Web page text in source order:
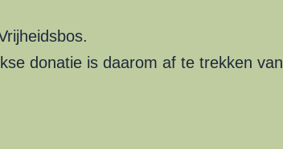
donatie is daarom af te trekken van